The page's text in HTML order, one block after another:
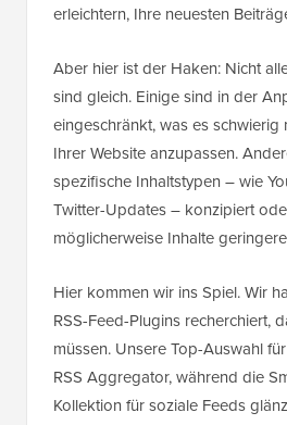
erleichtern, Ihre neuesten
Aber hier ist der Haken: Nicht
sind gleich. Einige sind in der
eingeschränkt, was es schwierig
Ihrer Website anzupassen.
spezifische Inhaltstypen – wie
Twitter-Updates – konzipiert
möglicherweise Inhalte
Hier kommen wir ins Spiel. Wir
RSS-Feed-Plugins recherchiert,
müssen. Unsere Top-Auswahl
RSS Aggregator, während die
Kollektion für soziale Feeds